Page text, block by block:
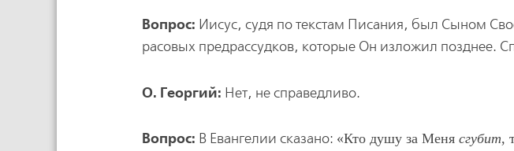
Вопрос: Иисус, судя по текстам Писания, был Сыном
расовых предрассудков, которые Он изложил позднее.
О. Георгий: Нет, не справедливо.
Вопрос: В Евангелии сказано: Кто душу за Менясгубит,